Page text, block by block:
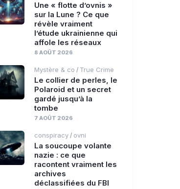
Une « flotte d’ovnis »
sur la Lune ? Ce que
révèle vraiment
l’étude ukrainienne qui
affole les réseaux
8 AOÛT 2026
Mystère & co / True Crime
Le collier de perles, le
Polaroid et un secret
gardé jusqu’à la
tombe
7 AOÛT 2026
conspiracy / ovni
La soucoupe volante
nazie : ce que
racontent vraiment les
archives
déclassifiées du FBI